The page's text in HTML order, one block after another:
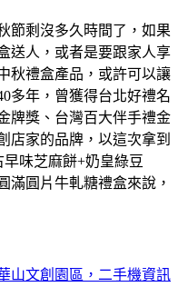
節剩沒多久時間了，如果
送人，或者是要跟家人享
秋禮盒產品，或許可以讓
多年，曾獲得台北好禮名
牌獎、台灣百大伴手禮金
店家的品牌，以這次拿到
味芝麻餅+奶皇綠豆
滿圓片牛軋糖禮盒來說，
山文創園區，二手機資訊